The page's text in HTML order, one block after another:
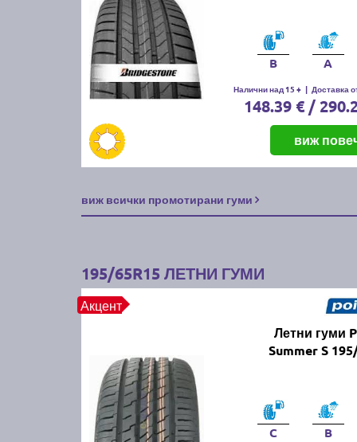
B A
Налични над 15 + | Доставка
148.39 € /
виж
виж всички промотирани гуми
195/65R15 ЛЕТНИ ГУМИ
Акцент
Летни гуми
Summer S
C B